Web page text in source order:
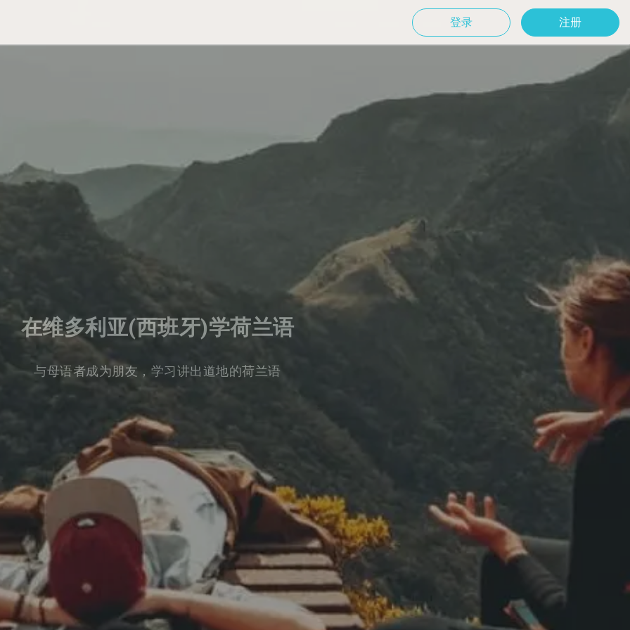
登录 注册
在维多利亚(西班牙)学荷兰语
与母语者成为朋友，学习讲出道地的荷兰语